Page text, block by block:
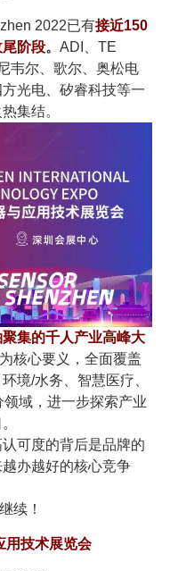
2022已有接近150
阶段。 ADI、TE
韦尔、歌尔、奥松电
光电、矽睿科技等一
集结。
集的千人产业高峰大
核心要义，全面覆盖
境/水务、智慧医疗、
域，进一步探索产业
可度的背后是品牌的
办越好的核心竞争
续！
用技术展览会